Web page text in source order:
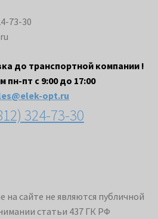
73-30
до транспортной компании !
пн-пт с 9:00 до 17:00
opt.ru
324-73-30
сайте не являются публичной
статьи 437 ГК РФ